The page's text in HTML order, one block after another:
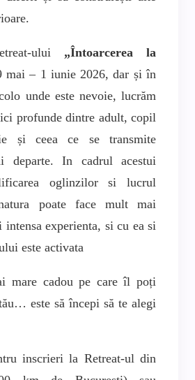
ului „Întoarcerea la
mai – 1 iunie 2026, dar și în
unde este nevoie, lucrăm
profunde dintre adult, copil
și ceea ce se transmite
departe. In cadrul acestui
oglinzilor si lucrul
poate face mult mai
experienta, si cu ea si
este activata
mare cadou pe care îl poți
este să începi să te alegi
inscrieri la Retreat-ul din